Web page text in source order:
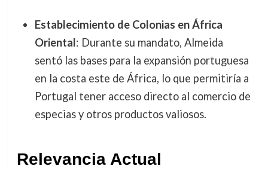
Establecimiento de Colonias en África
Oriental: Durante su mandato, Almeida
sentó las bases para la expansión portuguesa
en la costa este de África, lo que permitiría a
Portugal tener acceso directo al comercio de
especias y otros productos valiosos.
Relevancia Actual